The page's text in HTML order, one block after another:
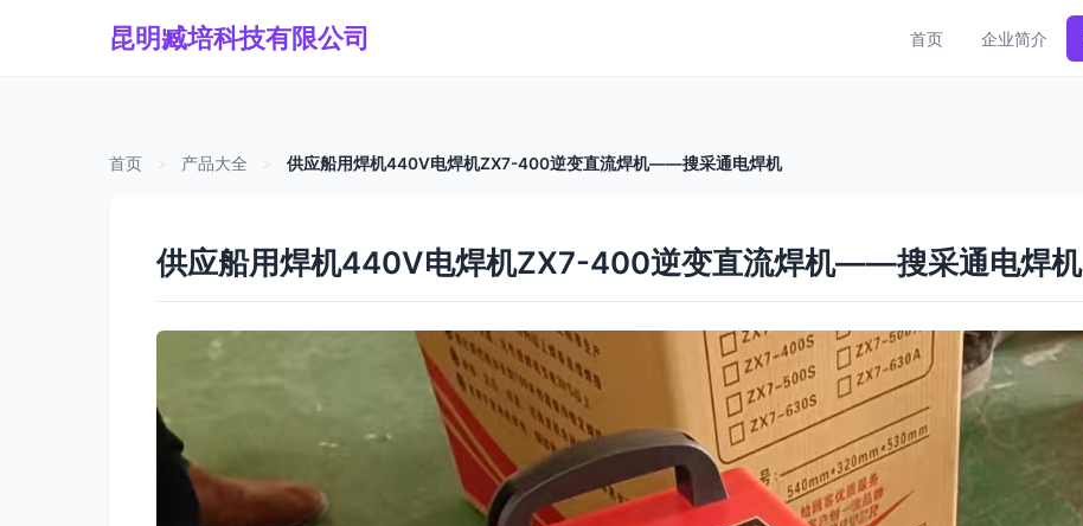
昆明臧培科技有限公司 首页 企业简介
首页 产品大全 供应船用焊机440V电焊机ZX7-400逆变直流焊机——搜采通电焊机
供应船用焊机440V电焊机ZX7-400逆变直流焊机——搜采通电焊机